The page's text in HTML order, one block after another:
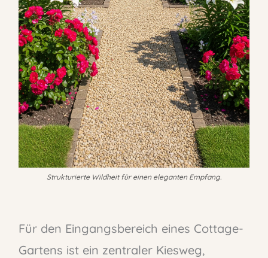
Strukturierte Wildheit für einen eleganten Empfang.
Für den Eingangsbereich eines Cottage-
Gartens ist ein zentraler Kiesweg,